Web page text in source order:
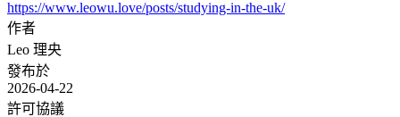
https://www.leowu.love/posts/studying-in-the-uk/
作者
Leo 理央
發布於
2026-04-22
許可協議